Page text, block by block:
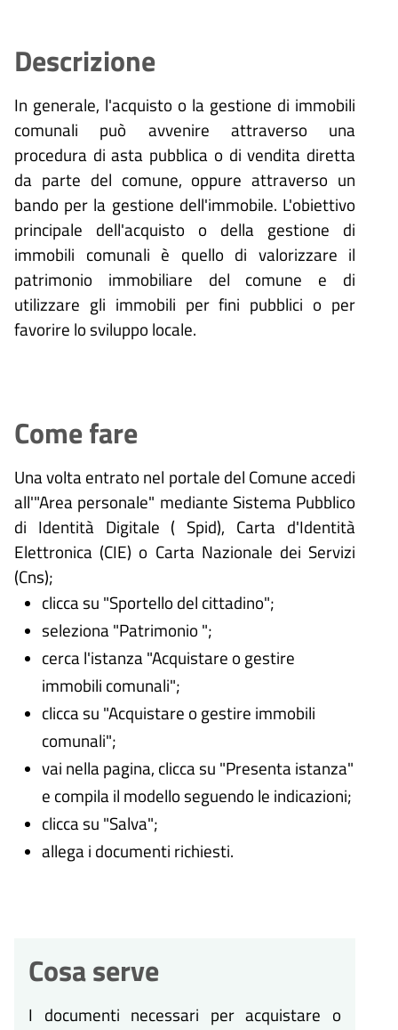
Descrizione
In generale, l'acquisto o la gestione di immobili
comunali può avvenire attraverso una
procedura di asta pubblica o di vendita diretta
da parte del comune, oppure attraverso un
bando per la gestione dell'immobile. L'obiettivo
principale dell'acquisto o della gestione di
immobili comunali è quello di valorizzare il
patrimonio immobiliare del comune e di
utilizzare gli immobili per fini pubblici o per
favorire lo sviluppo locale.
Come fare
Una volta entrato nel portale del Comune accedi
all'"Area personale" mediante Sistema Pubblico
di Identità Digitale ( Spid), Carta d'Identità
Elettronica (CIE) o Carta Nazionale dei Servizi
(Cns);
clicca su "Sportello del cittadino";
seleziona "Patrimonio ";
cerca l'istanza "Acquistare o gestire
immobili comunali";
clicca su "Acquistare o gestire immobili
comunali";
vai nella pagina, clicca su "Presenta istanza"
e compila il modello seguendo le indicazioni;
clicca su "Salva";
allega i documenti richiesti.
Cosa serve
I documenti necessari per acquistare o